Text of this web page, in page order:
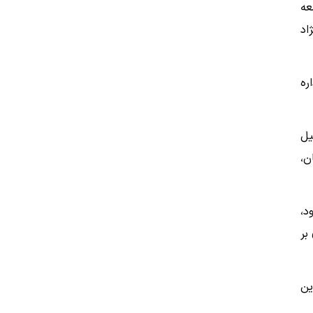
بیش از ۹۰ ساختمان،
بر